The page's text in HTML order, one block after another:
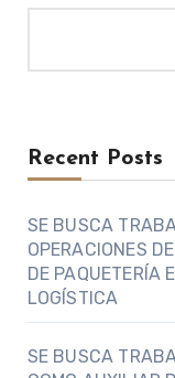
Recent Posts
SE BUSCA
OPERACIONES
DE PAQUETERÍA
LOGÍSTICA
SE BUSCA